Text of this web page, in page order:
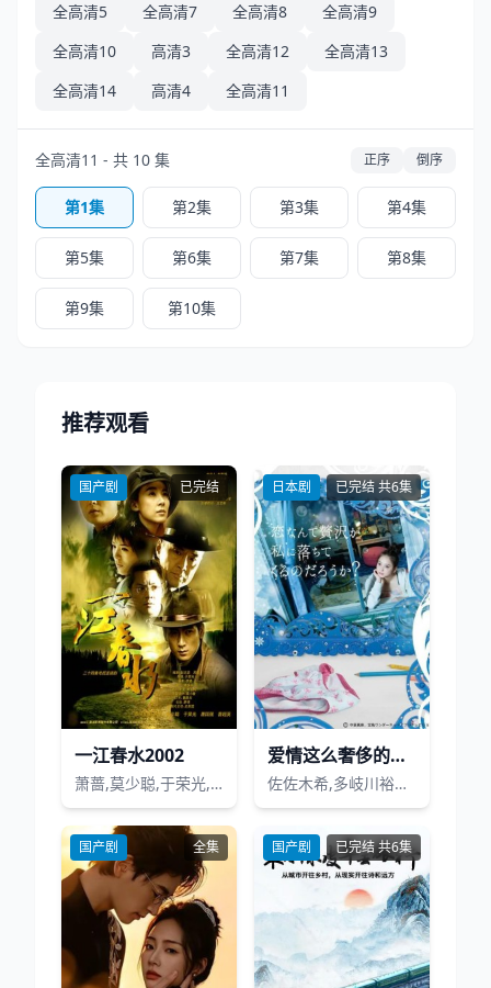
全高清5
全高清7 全高清8
全高清9
全高清10
高清3 全高清12
全高清13
全高清14
高清4 全高清11
全高清11 - 共 10 集 正序 倒序
第1集 第2集 第3集 第4集
第5集 第6集 第7集 第8集
第9集 第10集
推荐观看
国产剧 已完结
一江春水2002
萧蔷,莫少聪,于荣光,王冰,迟帅,罗珊珊,李玥,铃木,魏季豪,唐国强,普超英
日本剧 已完结 共6集
爱情这么奢侈的东西会降临到我身上吗？
佐佐木希,多岐川裕美,梅沢富美男
国产剧 全集 国产剧 已完结 共6集